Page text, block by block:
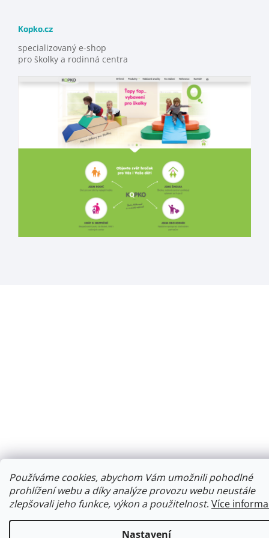
Používáme cookies, abychom Vám umožnili pohodlné
prohlížení webu a díky analýze provozu webu neustále
zlepšovali jeho funkce, výkon a použitelnost. Více
Nastavení
Kopko.cz
specializovaný e-shop
pro školky a rodinná centra